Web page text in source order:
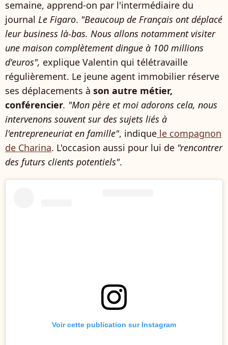
semaine, apprend-on par l'intermédiaire du
journal Le Figaro. "Beaucoup de Français ont déplacé
leur business là-bas. Nous allons notamment visiter
une maison complètement dingue à 100 millions
d'euros", explique Valentin qui télétravaille
régulièrement. Le jeune agent immobilier réserve
ses déplacements à son autre métier,
conférencier. "Mon père et moi adorons cela, nous
intervenons souvent sur des sujets liés à
l'entrepreneuriat en famille", indique le compagnon
de Charina. L'occasion aussi pour lui de "rencontrer
des futurs clients potentiels".
Voir cette publication sur Instagram